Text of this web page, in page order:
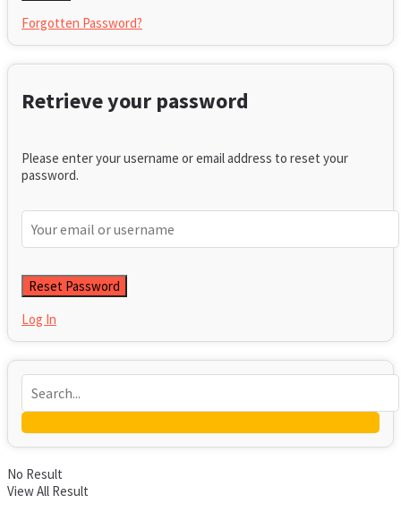
Forgotten Password?
Retrieve your password
Please enter your username or email address to reset your
password.
Log In
No Result
View All Result